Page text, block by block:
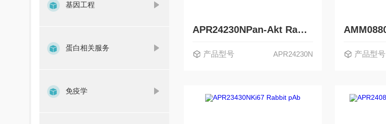
基因工程
蛋白相关服务
免疫学
APR24230NPan-Akt Rabbit pAb
产品型号 APR24230N 产品型号